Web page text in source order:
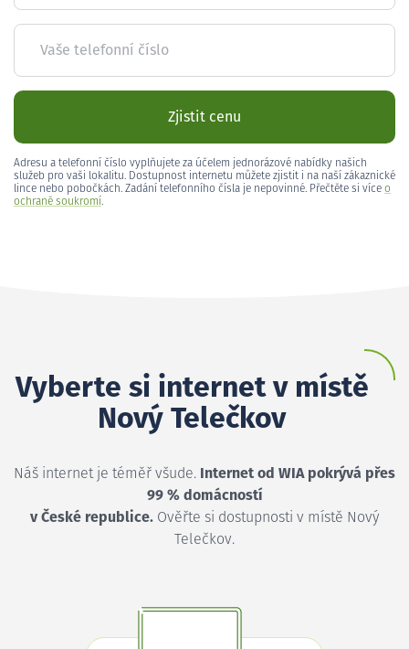
Vaše telefonní číslo
Zjistit cenu
Adresu a telefonní číslo vyplňujete za účelem jednorázové nabídky našich
služeb pro vaši lokalitu. Dostupnost internetu můžete zjistit i na naší zákaznické
lince nebo pobočkách. Zadání telefonního čísla je nepovinné. Přečtěte si více o
ochraně soukromí.
Vyberte si internet v místě
Nový Telečkov
Náš internet je téměř všude. Internet od WIA pokrývá přes
99 % domácností
v České republice. Ověřte si dostupnosti v místě Nový
Telečkov.